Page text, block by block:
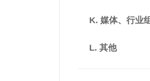
自动换
K. 媒体、行业
L. 其他